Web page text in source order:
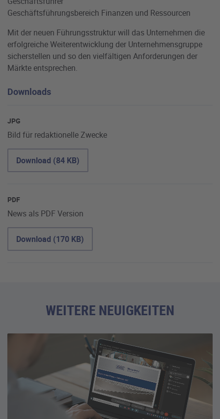
Geschäftsführungsbereich Finanzen und Ressourcen
Mit der neuen Führungsstruktur will das Unternehmen die
erfolgreiche Weiterentwicklung der Unternehmensgruppe
sicherstellen und so den vielfältigen Anforderungen der
Märkte entsprechen.
Downloads
JPG
Bild für redaktionelle Zwecke
Download (84 KB)
PDF
News als PDF Version
Download (170 KB)
WEITERE NEUIGKEITEN